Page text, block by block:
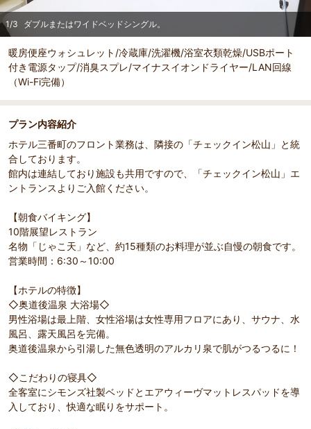
1/3 ダブルまたはワイドベッドシングル。
暖房便座ウォシュレット/冷蔵庫/洗濯機/浴室衣類乾燥/USBポート
付き電源タップ/消臭スプレ/マイナスイオンドライヤー/LAN回線
（Wi-Fi完備）
プラン内容紹介
ホテル三番町のフロント業務は、隣接の「チェックイン松山」と統
合しております。
館内は連結しており施設も共用ですので、「チェックイン松山」エ
ントランスよりご入館ください。
【朝食バイキング】
10階展望レストラン
名物「じゃこ天」など、約15種類のお料理が並ぶ自慢の朝食です。
営業時間：6:30～10:00
【ホテルの特徴】
◇奥道後温泉 大浴場◇
男性浴場は最上階、女性浴場は女性専用フロアにあり、サウナ、水
風呂、露天風呂を完備。
奥道後温泉から引湯した無色透明のアルカリ泉で肌がつるつるに！
◇こだわりの寝具◇
全客室にシモンズ社製ベッドとエアウィーヴマットレスパッドを導
入しており、快適な眠りをサポート。
evi
ou
s
ダブルまたはワイドベッドシングル。